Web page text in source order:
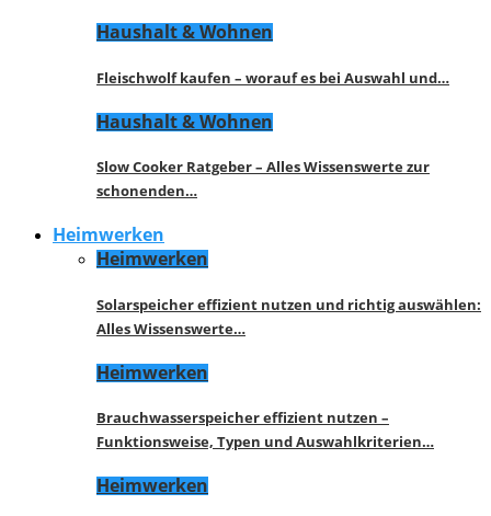
Haushalt & Wohnen
Fleischwolf kaufen – worauf es bei Auswahl und…
Haushalt & Wohnen
Slow Cooker Ratgeber – Alles Wissenswerte zur
schonenden…
Heimwerken
Heimwerken
Solarspeicher effizient nutzen und richtig auswählen:
Alles Wissenswerte…
Heimwerken
Brauchwasserspeicher effizient nutzen –
Funktionsweise, Typen und Auswahlkriterien…
Heimwerken